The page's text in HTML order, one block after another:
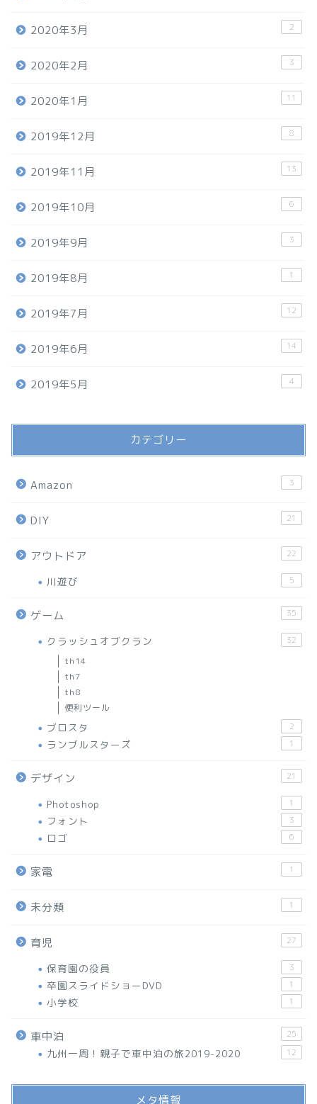
2020年3月 2
2020年2月 3
2020年1月 11
2019年12月 8
2019年11月 13
2019年10月 6
2019年9月 3
2019年8月 1
2019年7月 12
2019年6月 14
2019年5月 4
カテゴリー
Amazon 3
DIY 21
アウトドア 22
川遊び 5
ゲーム 35
クラッシュオブクラン 32
th14
th7
th8
便利ツール
ブロスタ 2
ランブルスターズ 1
デザイン 21
Photoshop 1
フォント 3
ロゴ 6
家電 1
未分類 1
育児 27
保育園の役員 3
卒園スライドショーDVD 1
小学校 1
車中泊 25
九州一周！親子で車中泊の旅2019-2020 12
メタ情報